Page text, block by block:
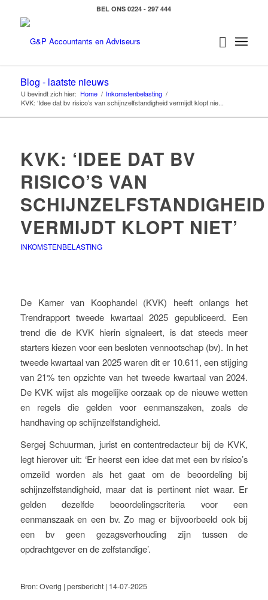
BEL ONS 0224 - 297 444
Blog - laatste nieuws
U bevindt zich hier: Home / Inkomstenbelasting /
KVK: ‘Idee dat bv risico’s van schijnzelfstandigheid vermijdt klopt nie...
KVK: ‘IDEE DAT BV
RISICO’S VAN
SCHIJNZELFSTANDIGHEID
VERMIJDT KLOPT NIET’
INKOMSTENBELASTING
De Kamer van Koophandel (KVK) heeft onlangs het
Trendrapport tweede kwartaal 2025 gepubliceerd. Een
trend die de KVK hierin signaleert, is dat steeds meer
starters kiezen voor een besloten vennootschap (bv). In het
tweede kwartaal van 2025 waren dit er 10.611, een stijging
van 21% ten opzichte van het tweede kwartaal van 2024.
De KVK wijst als mogelijke oorzaak op de nieuwe wetten
en regels die gelden voor eenmanszaken, zoals de
handhaving op schijnzelfstandigheid.
Sergej Schuurman, jurist en contentredacteur bij de KVK,
legt hierover uit: ‘Er heerst een idee dat met een bv risico’s
omzeild worden als het gaat om de beoordeling bij
schijnzelfstandigheid, maar dat is pertinent niet waar. Er
gelden dezelfde beoordelingscriteria voor een
eenmanszaak en een bv. Zo mag er bijvoorbeeld ook bij
een bv geen gezagsverhouding zijn tussen de
opdrachtgever en de zelfstandige’.
Bron: Overig | persbericht | 14-07-2025